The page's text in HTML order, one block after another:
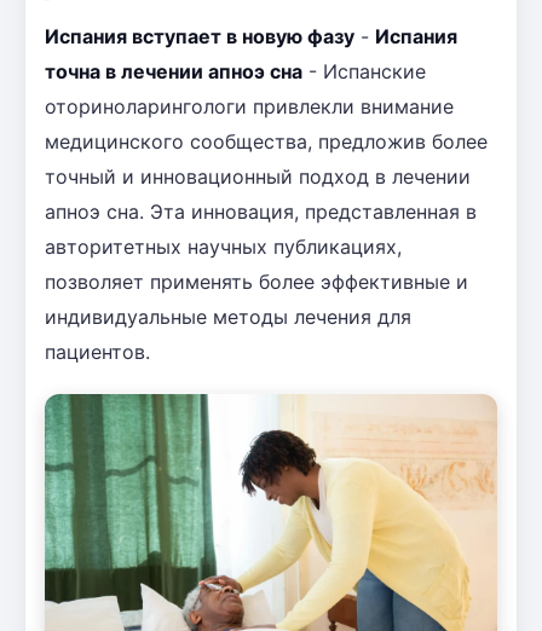
Испания вступает в новую фазу - Испания
точна в лечении апноэ сна - Испанские
оториноларингологи привлекли внимание
медицинского сообщества, предложив более
точный и инновационный подход в лечении
апноэ сна. Эта инновация, представленная в
авторитетных научных публикациях,
позволяет применять более эффективные и
индивидуальные методы лечения для
пациентов.